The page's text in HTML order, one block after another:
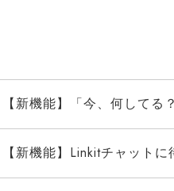
【新機能】「今、何してる
【新機能】Linkitチャット